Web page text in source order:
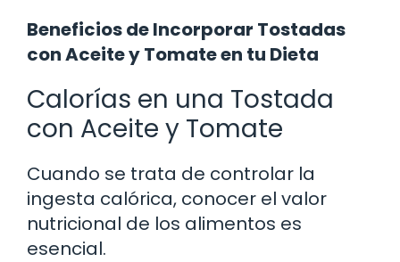
Beneficios de Incorporar Tostadas
con Aceite y Tomate en tu Dieta
Calorías en una Tostada
con Aceite y Tomate
Cuando se trata de controlar la
ingesta calórica, conocer el valor
nutricional de los alimentos es
esencial.